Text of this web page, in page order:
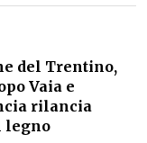
del Trentino,
Vaia e
rilancia
legno